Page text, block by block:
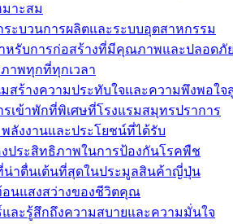
มาะสม
ระบวนการผลิตและระบบอุตสาหกรรม
ำหรับการก่อสร้างที่มีคุณภาพและปลอดภัย
าพทุกที่ทุกเวลา
สร้างความประทับใจและความพึงพอใจ
เข้าพักที่พิเศษที่โรงแรมสมุทรปราการ
ลังงานและประโยชน์ที่ได้รับ
งประสิทธิภาพในการป้องกันโรคพืช
าตื่นเต้นที่สุดในประมูลสินค้าญี่ปุ่น
อนแสงสว่างของชีวิตคุณ
ละรู้สึกถึงความสบายและความมั่นใจ